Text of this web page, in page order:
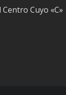
Cuyo «C»